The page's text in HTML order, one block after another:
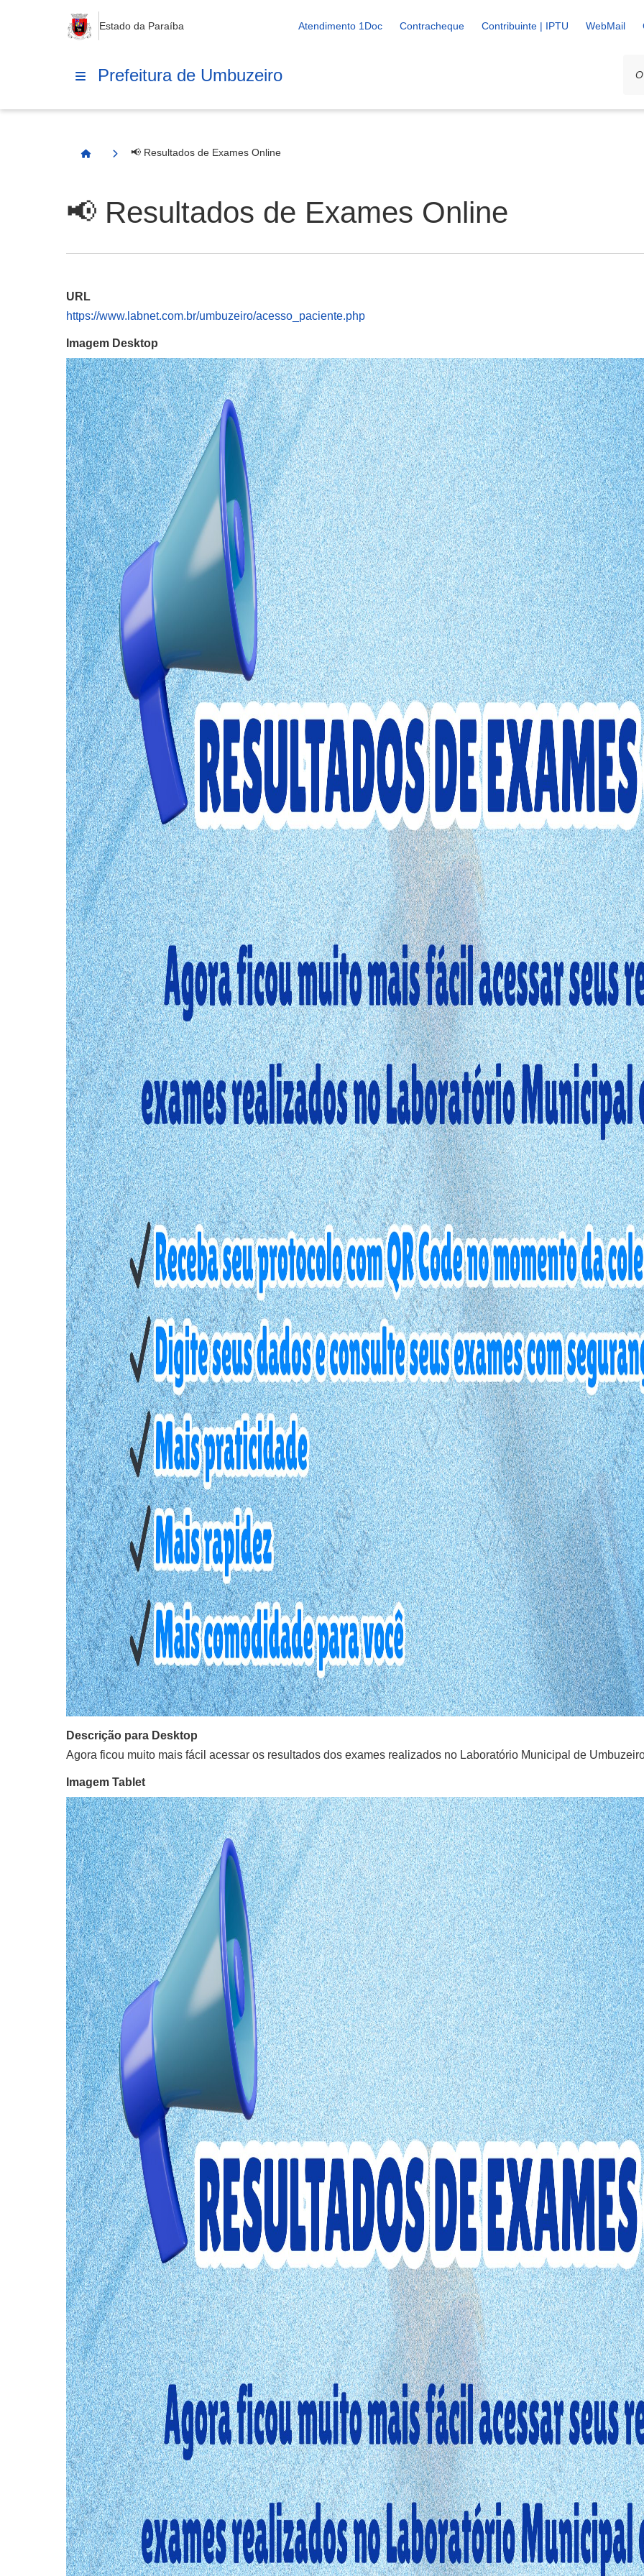
Estado da Paraíba Atendimento 1Doc Contracheque Contribuinte | IPTU WebMail
Prefeitura de Umbuzeiro
Página Inicial
📢 Resultados de Exames Online
📢 Resultados de Exames Online
URL
https://www.labnet.com.br/umbuzeiro/acesso_paciente.php
Imagem Desktop
Descrição para Desktop
Agora ficou muito mais fácil acessar os resultados dos exames realizados no Laboratório Municipal de
Imagem Tablet